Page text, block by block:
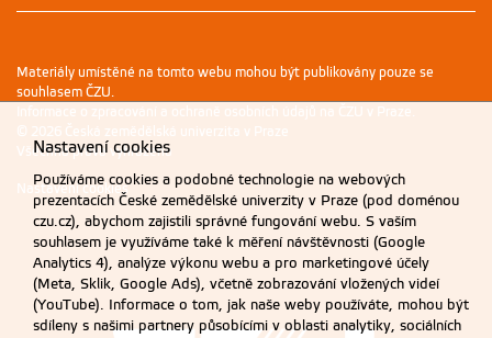
Materiály umístěné na tomto webu mohou být publikovány pouze se
souhlasem ČZU.
Informace o zpracování a ochraně osobních údajů na ČZU v Praze.
© 2026 Česká zemědělská univerzita v Praze
Všechna práva vyhrazena
Nastavení cookies
Nastavení cookies
Používáme cookies a podobné technologie na webových
prezentacích České zemědělské univerzity v Praze (pod doménou
czu.cz), abychom zajistili správné fungování webu. S vaším
souhlasem je využíváme také k měření návštěvnosti (Google
Analytics 4), analýze výkonu webu a pro marketingové účely
(Meta, Sklik, Google Ads), včetně zobrazování vložených videí
(YouTube). Informace o tom, jak naše weby používáte, mohou být
sdíleny s našimi partnery působícími v oblasti analytiky, sociálních